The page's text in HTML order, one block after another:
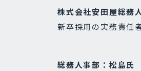
株式会社安田屋総務
新卒採用の実務責任
総務人事部：松島氏